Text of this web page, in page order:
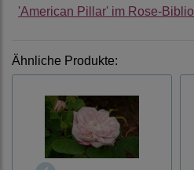
'American Pillar' im Rose-Biblio
Ähnliche Produkte: